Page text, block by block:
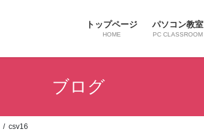
トップページ
HOME
パソコン教室
PC CLASSROOM
ブログ
csv16